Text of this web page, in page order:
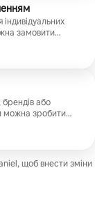
замовити
брендів або
можна зробити
щоб внести зміни